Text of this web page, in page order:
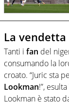
La
Tanti i fan del
consumando la
croato. “Juric sta
Lookman!”,
Lookman è stato